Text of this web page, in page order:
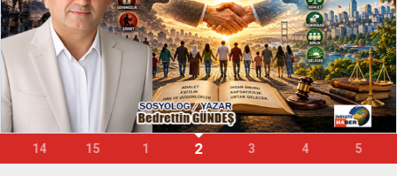
14 15 1 2 3 4 5